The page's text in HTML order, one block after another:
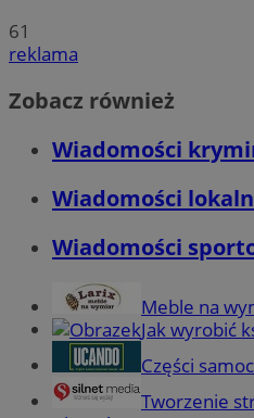
61
reklama
Zobacz również
Wiadomości
Wiadomości
Wiadomości
Meble na
Jak wyrobić
Części
Tworzenie